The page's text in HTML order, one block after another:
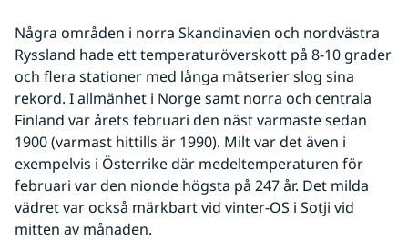
Några områden i norra Skandinavien och nordvästra
Ryssland hade ett temperaturöverskott på 8-10 grader
och flera stationer med långa mätserier slog sina
rekord. I allmänhet i Norge samt norra och centrala
Finland var årets februari den näst varmaste sedan
1900 (varmast hittills är 1990). Milt var det även i
exempelvis i Österrike där medeltemperaturen för
februari var den nionde högsta på 247 år. Det milda
vädret var också märkbart vid vinter-OS i Sotji vid
mitten av månaden.